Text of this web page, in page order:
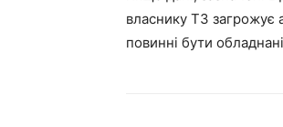
власнику ТЗ загрожує
повинні бути